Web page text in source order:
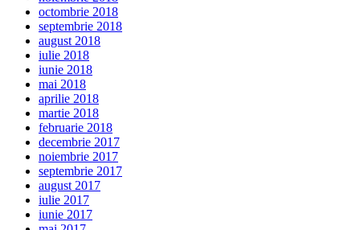
octombrie 2018
septembrie 2018
august 2018
iulie 2018
iunie 2018
mai 2018
aprilie 2018
martie 2018
februarie 2018
decembrie 2017
noiembrie 2017
septembrie 2017
august 2017
iulie 2017
iunie 2017